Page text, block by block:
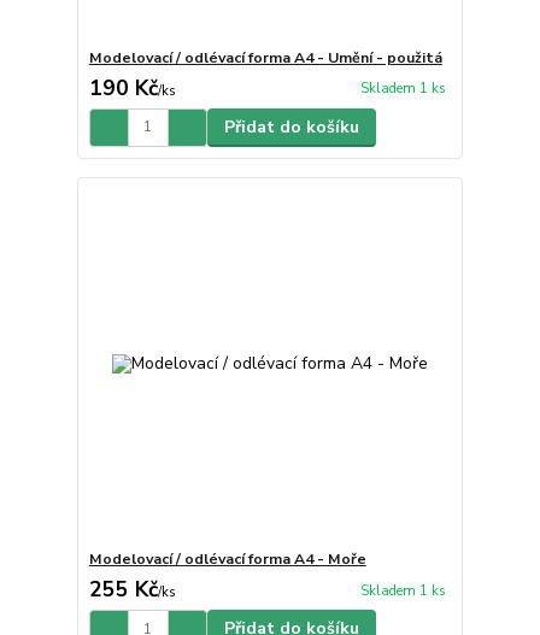
Modelovací / odlévací forma A4 - Umění - použitá
190 Kč/ks Skladem 1 ks
Přidat do košíku
Modelovací / odlévací forma A4 - Moře
255 Kč/ks Skladem 1 ks
Přidat do košíku